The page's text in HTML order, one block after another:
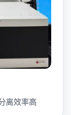
离效率高